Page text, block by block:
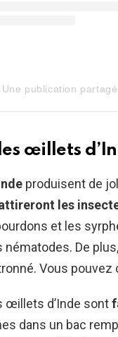
Une publication
œillets
produisent de
les
et les
nématodes. De
Vous
œillets d’Inde sont
dans un bac